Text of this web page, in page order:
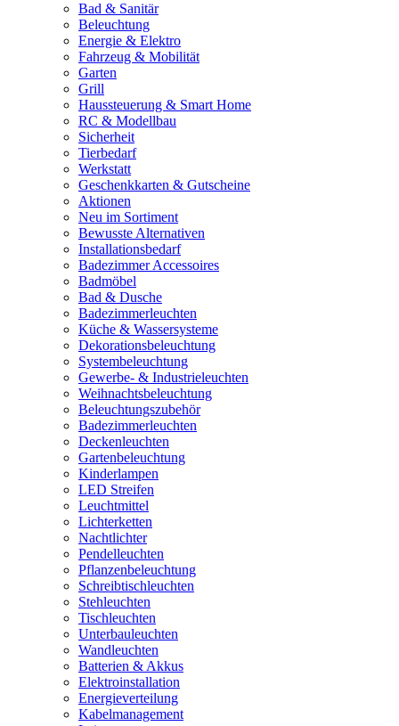
Bad & Sanitär
Beleuchtung
Energie & Elektro
Fahrzeug & Mobilität
Garten
Grill
Haussteuerung & Smart Home
RC & Modellbau
Sicherheit
Tierbedarf
Werkstatt
Geschenkkarten & Gutscheine
Aktionen
Neu im Sortiment
Bewusste Alternativen
Installationsbedarf
Badezimmer Accessoires
Badmöbel
Bad & Dusche
Badezimmerleuchten
Küche & Wassersysteme
Dekorationsbeleuchtung
Systembeleuchtung
Gewerbe- & Industrieleuchten
Weihnachtsbeleuchtung
Beleuchtungszubehör
Badezimmerleuchten
Deckenleuchten
Gartenbeleuchtung
Kinderlampen
LED Streifen
Leuchtmittel
Lichterketten
Nachtlichter
Pendelleuchten
Pflanzenbeleuchtung
Schreibtischleuchten
Stehleuchten
Tischleuchten
Unterbauleuchten
Wandleuchten
Batterien & Akkus
Elektroinstallation
Energieverteilung
Kabelmanagement